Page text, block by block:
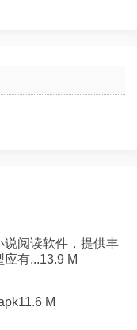
说阅读软件，提供丰
有...13.9 M
M